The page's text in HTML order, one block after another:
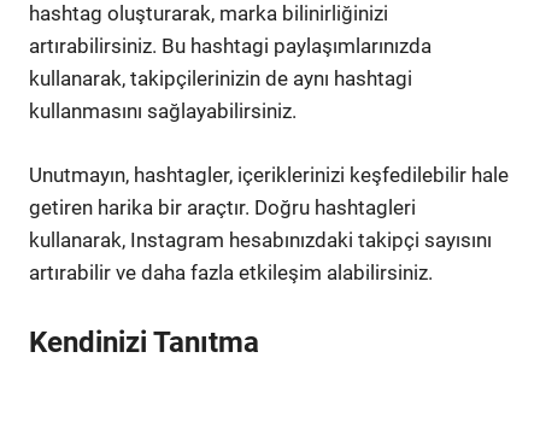
hashtag oluşturarak, marka bilinirliğinizi
artırabilirsiniz. Bu hashtagi paylaşımlarınızda
kullanarak, takipçilerinizin de aynı hashtagi
kullanmasını sağlayabilirsiniz.
Unutmayın, hashtagler, içeriklerinizi keşfedilebilir hale
getiren harika bir araçtır. Doğru hashtagleri
kullanarak, Instagram hesabınızdaki takipçi sayısını
artırabilir ve daha fazla etkileşim alabilirsiniz.
Kendinizi Tanıtma